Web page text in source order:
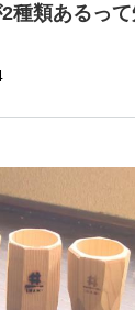
種類あるっ